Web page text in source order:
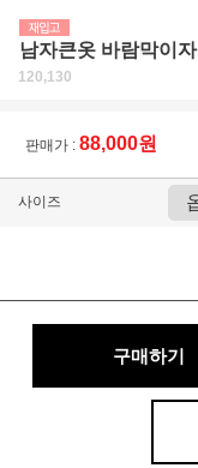
남자큰옷 바람막이
120,130
판매가 : 88,000원
사이즈
구매하기